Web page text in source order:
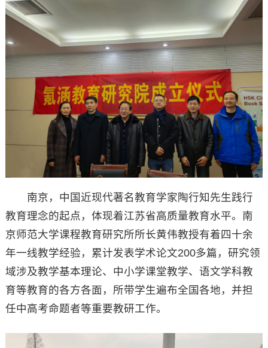
南京，中国近现代著名教育学家陶行知先生践行
教育理念的起点，体现着江苏省高质量教育水平。南
京师范大学课程教育研究所所长黄伟教授有着四十余
年一线教学经验，累计发表学术论文200多篇，研究领
域涉及教学基本理论、中小学课堂教学、语文学科教
育等教育的各方各面，所带学生遍布全国各地，并担
任中高考命题者等重要教研工作。